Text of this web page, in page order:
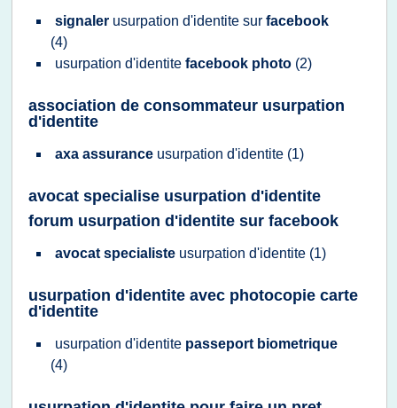
signaler usurpation d'identite sur facebook
(4)
usurpation d'identite facebook photo (2)
association de consommateur usurpation
d'identite
axa assurance usurpation d'identite (1)
avocat specialise usurpation d'identite
forum usurpation d'identite sur facebook
avocat specialiste usurpation d'identite (1)
usurpation d'identite avec photocopie carte
d'identite
usurpation d'identite passeport biometrique
(4)